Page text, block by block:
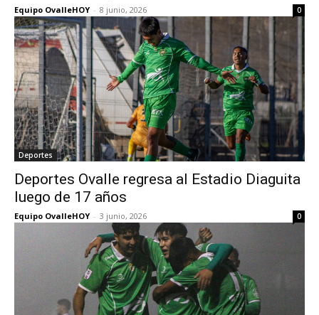
Equipo OvalleHOY - 8 junio, 2026 0
Deportes
Deportes Ovalle regresa al Estadio Diaguita
luego de 17 años
Equipo OvalleHOY - 3 junio, 2026 0